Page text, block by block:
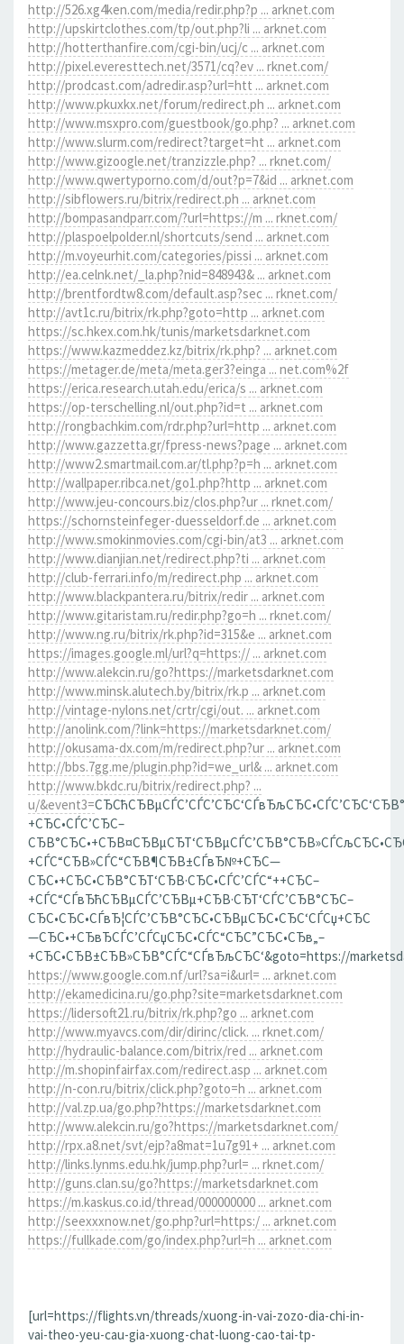
http://526.xg4ken.com/media/redir.php?p ... arknet.com
http://upskirtclothes.com/tp/out.php?li ... arknet.com
http://hotterthanfire.com/cgi-bin/ucj/c ... arknet.com
http://pixel.everesttech.net/3571/cq?ev ... rknet.com/
http://prodcast.com/adredir.asp?url=htt ... arknet.com
http://www.pkuxkx.net/forum/redirect.ph ... arknet.com
http://www.msxpro.com/guestbook/go.php? ... arknet.com
http://www.slurm.com/redirect?target=ht ... arknet.com
http://www.gizoogle.net/tranzizzle.php? ... rknet.com/
http://www.qwertyporno.com/d/out?p=7&id ... arknet.com
http://sibflowers.ru/bitrix/redirect.ph ... arknet.com
http://bompasandparr.com/?url=https://m ... rknet.com/
http://plaspoelpolder.nl/shortcuts/send ... arknet.com
http://m.voyeurhit.com/categories/pissi ... arknet.com
http://ea.celnk.net/_la.php?nid=848943& ... arknet.com
http://brentfordtw8.com/default.asp?sec ... rknet.com/
http://avt1c.ru/bitrix/rk.php?goto=http ... arknet.com
https://sc.hkex.com.hk/tunis/marketsdarknet.com
https://www.kazmeddez.kz/bitrix/rk.php? ... arknet.com
https://metager.de/meta/meta.ger3?einga ... net.com%2f
https://erica.research.utah.edu/erica/s ... arknet.com
https://op-terschelling.nl/out.php?id=t ... arknet.com
http://rongbachkim.com/rdr.php?url=http ... arknet.com
http://www.gazzetta.gr/fpress-news?page ... arknet.com
http://www2.smartmail.com.ar/tl.php?p=h ... arknet.com
http://wallpaper.ribca.net/go1.php?http ... arknet.com
http://www.jeu-concours.biz/clos.php?ur ... rknet.com/
https://schornsteinfeger-duesseldorf.de ... arknet.com
http://www.smokinmovies.com/cgi-bin/at3 ... arknet.com
http://www.dianjian.net/redirect.php?ti ... arknet.com
http://club-ferrari.info/m/redirect.php ... arknet.com
http://www.blackpantera.ru/bitrix/redir ... arknet.com
http://www.gitaristam.ru/redir.php?go=h ... rknet.com/
http://www.ng.ru/bitrix/rk.php?id=315&e ... arknet.com
https://images.google.ml/url?q=https:// ... arknet.com
http://www.alekcin.ru/go?https://marketsdarknet.com
http://www.minsk.alutech.by/bitrix/rk.p ... arknet.com
http://vintage-nylons.net/crtr/cgi/out. ... arknet.com
http://anolink.com/?link=https://marketsdarknet.com/
http://okusama-dx.com/m/redirect.php?ur ... arknet.com
http://bbs.7gg.me/plugin.php?id=we_url& ... arknet.com
http://www.bkdc.ru/bitrix/redirect.php? ...
u/&event3=
+СЂС•СЃС’СЂС–
+СЃС“СЂВ»СЃС“СЂВ¶СЂВ±СЃвЂ№+СЂС—
СЂС•+СЂС•СЂВ°СЂТ‘СЂВ·СЂС•СЃС’СЃС“++СЂС–
+СЃС“СЃвЂћСЂВµСЃС’СЂВµ+СЂВ·СЂТ‘СЃС’СЂВ°СЂС–
СЂС•СЂС•СЃвЂ¦СЃС’СЂВ°СЂС•СЂВµСЂС•СЂС‘СЃСџ+СЂС
—СЂС•+СЂвЂСЃС’СЃСџСЂС•СЃС“СЂС”СЂС•СЂв„–
+СЂС•СЂВ±СЂВ»СЂВ°СЃС“СЃвЂљСЂС‘&goto=https://
https://www.google.com.nf/url?sa=i&url= ... arknet.com
http://ekamedicina.ru/go.php?site=marketsdarknet.com
https://lidersoft21.ru/bitrix/rk.php?go ... arknet.com
http://www.myavcs.com/dir/dirinc/click. ... rknet.com/
http://hydraulic-balance.com/bitrix/red ... arknet.com
http://m.shopinfairfax.com/redirect.asp ... arknet.com
http://n-con.ru/bitrix/click.php?goto=h ... arknet.com
http://val.zp.ua/go.php?https://marketsdarknet.com
http://www.alekcin.ru/go?https://marketsdarknet.com/
http://rpx.a8.net/svt/ejp?a8mat=1u7g91+ ... arknet.com
http://links.lynms.edu.hk/jump.php?url= ... rknet.com/
http://guns.clan.su/go?https://marketsdarknet.com
https://m.kaskus.co.id/thread/000000000 ... arknet.com
http://seexxxnow.net/go.php?url=https:/ ... arknet.com
https://fullkade.com/go/index.php?url=h ... arknet.com
[url=https://flights.vn/threads/xuong-in-vai-zozo-dia-chi-in-
vai-theo-yeu-cau-gia-xuong-chat-luong-cao-tai-tp-